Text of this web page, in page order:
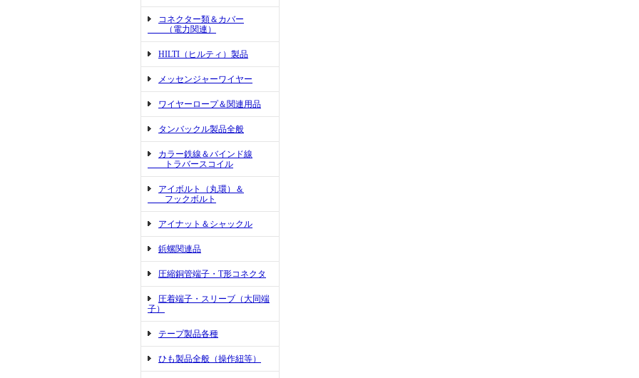
コネクター類＆カバー
（電力関連）
HILTI（ヒルティ）製品
メッセンジャーワイヤー
ワイヤーロープ＆関連用品
タンバックル製品全般
カラー鉄線＆バインド線
トラバースコイル
アイボルト（丸環）＆
フックボルト
アイナット＆シャックル
鋲螺関連品
圧縮銅管端子・T形コネクタ
圧着端子・スリーブ（大同端
子）
テープ製品各種
ひも製品全般（操作紐等）